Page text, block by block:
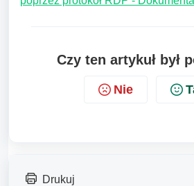
Czy ten artykuł był
Nie
Drukuj